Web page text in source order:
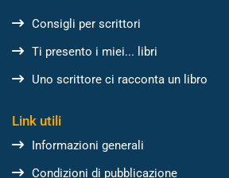
Consigli per scrittori
Ti presento i miei... libri
Uno scrittore ci racconta un libro
Link utili
Informazioni generali
Condizioni di pubblicazione